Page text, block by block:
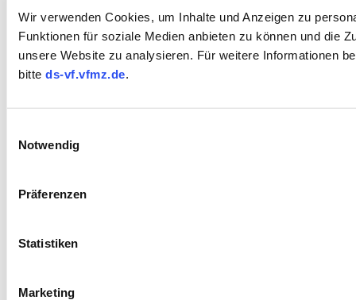
Wir verwenden Cookies, um Inhalte und Anzeigen zu
Funktionen für soziale Medien anbieten zu können und die
unsere Website zu analysieren. Für weitere Informationen
bitte ds-vf.vfmz.de.
Notwendig
Präferenzen
Statistiken
Marketing